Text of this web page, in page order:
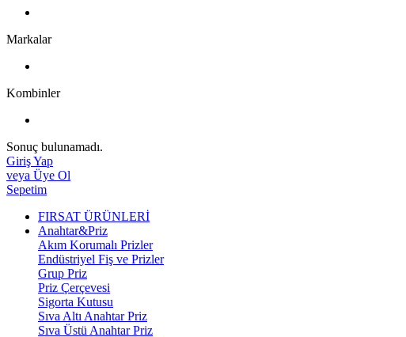
Markalar
Kombinler
Sonuç bulunamadı.
Giriş Yap
veya Üye Ol
Sepetim
FIRSAT ÜRÜNLERİ
Anahtar&Priz
Akım Korumalı Prizler
Endüstriyel Fiş ve Prizler
Grup Priz
Priz Çerçevesi
Sigorta Kutusu
Sıva Altı Anahtar Priz
Sıva Üstü Anahtar Priz